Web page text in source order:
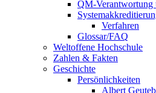
QM-Verantwortung
Verfahren
Glossar/FAQ
Weltoffene Hochschule
Zahlen & Fakten
Geschichte
Persönlichkeiten
Albert